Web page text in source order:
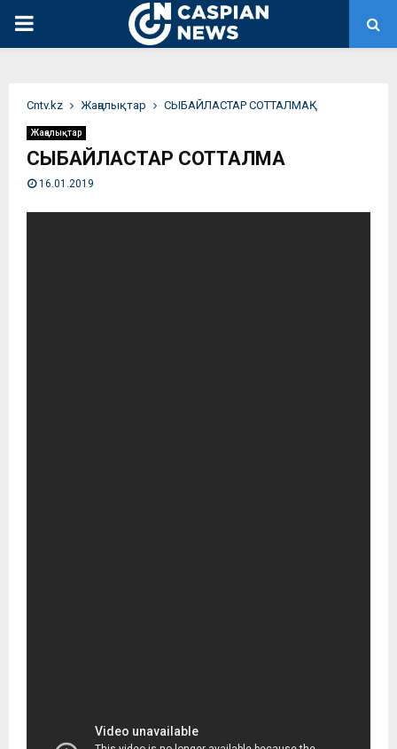
PRIMARY
Сntv.kz Жаңалықтар СЫБАЙЛАСТАР СОТТАЛМАҚ
Жаңалықтар
СЫБАЙЛАСТАР СОТТАЛМАҚ
16.01.2019